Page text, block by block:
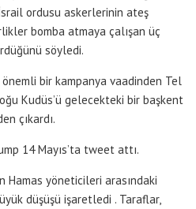
ordusu askerlerinin ateş
bomba atmaya çalışan üç
söyledi.
önemli bir kampanya vaadinden Tel
Kudüs’ü gelecekteki bir başkent
çıkardı.
14 Mayıs’ta tweet attı.
Hamas yöneticileri arasındaki
düşüşü işaretledi . Taraflar,